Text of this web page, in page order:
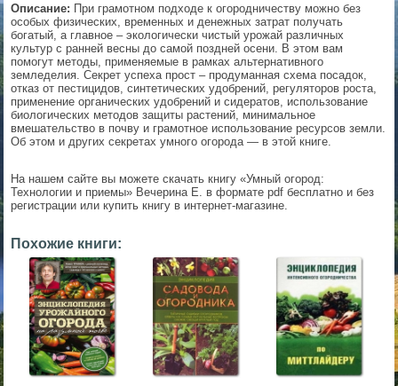
Описание: При грамотном подходе к огородничеству можно без
особых физических, временных и денежных затрат получать
богатый, а главное – экологически чистый урожай различных
культур с ранней весны до самой поздней осени. В этом вам
помогут методы, применяемые в рамках альтернативного
земледелия. Секрет успеха прост – продуманная схема посадок,
отказ от пестицидов, синтетических удобрений, регуляторов роста,
применение органических удобрений и сидератов, использование
биологических методов защиты растений, минимальное
вмешательство в почву и грамотное использование ресурсов земли.
Об этом и других секретах умного огорода — в этой книге.
На нашем сайте вы можете скачать книгу «Умный огород:
Технологии и приемы» Вечерина Е. в формате pdf бесплатно и без
регистрации или купить книгу в интернет-магазине.
Похожие книги:
▼
▼
▼
▼